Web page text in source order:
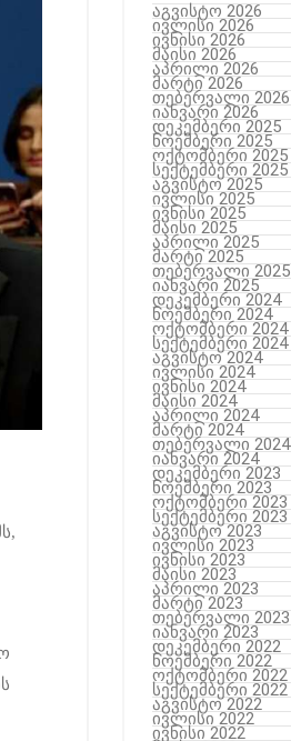
აგვისტო 2026
ივლისი 2026
ივნისი 2026
მაისი 2026
აპრილი 2026
მარტი 2026
თებერვალი 2026
იანვარი 2026
დეკემბერი 2025
ნოემბერი 2025
ოქტომბერი 2025
სექტემბერი 2025
აგვისტო 2025
ივლისი 2025
ივნისი 2025
მაისი 2025
აპრილი 2025
მარტი 2025
თებერვალი 2025
იანვარი 2025
დეკემბერი 2024
ნოემბერი 2024
ოქტომბერი 2024
სექტემბერი 2024
აგვისტო 2024
ივლისი 2024
ივნისი 2024
მაისი 2024
აპრილი 2024
მარტი 2024
თებერვალი 2024
იანვარი 2024
დეკემბერი 2023
ნოემბერი 2023
ოქტომბერი 2023
სექტემბერი 2023
აგვისტო 2023
ივლისი 2023
ივნისი 2023
მაისი 2023
აპრილი 2023
მარტი 2023
თებერვალი 2023
იანვარი 2023
დეკემბერი 2022
ნოემბერი 2022
ოქტომბერი 2022
სექტემბერი 2022
აგვისტო 2022
ივლისი 2022
ივნისი 2022